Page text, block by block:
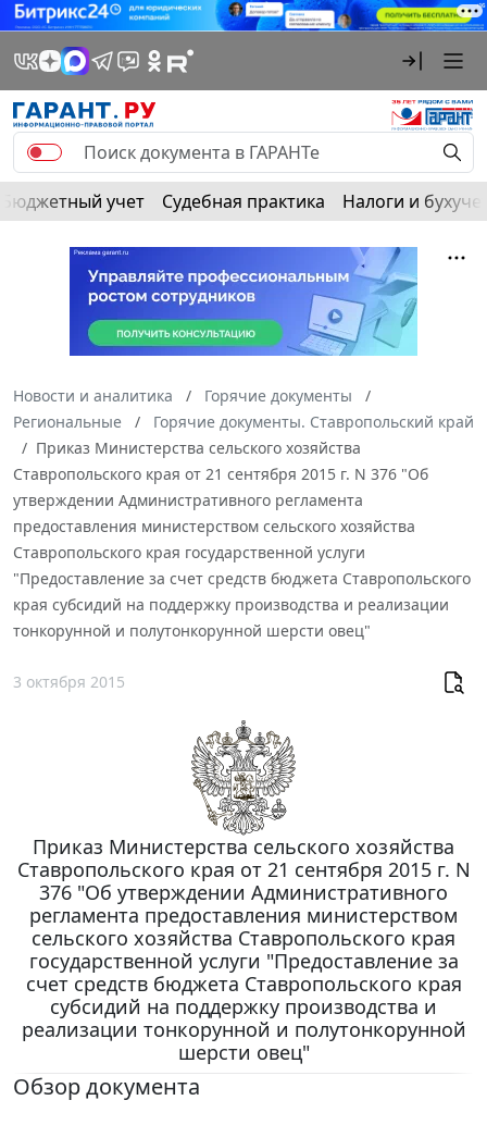
Бюджетный учет Судебная практика Налоги и
Новости и аналитика
Горячие документы
Региональные
Горячие документы. Ставропольский край
Приказ Министерства сельского хозяйства
Ставропольского края от 21 сентября 2015 г. N 376 "Об
утверждении Административного регламента
предоставления министерством сельского хозяйства
Ставропольского края государственной услуги
"Предоставление за счет средств бюджета Ставропольского
края субсидий на поддержку производства и реализации
тонкорунной и полутонкорунной шерсти овец"
3 октября 2015
Приказ Министерства сельского хозяйства
Ставропольского края от 21 сентября 2015 г. N
376 "Об утверждении Административного
регламента предоставления министерством
сельского хозяйства Ставропольского края
государственной услуги "Предоставление за
счет средств бюджета Ставропольского края
субсидий на поддержку производства и
реализации тонкорунной и полутонкорунной
шерсти овец"
Обзор документа